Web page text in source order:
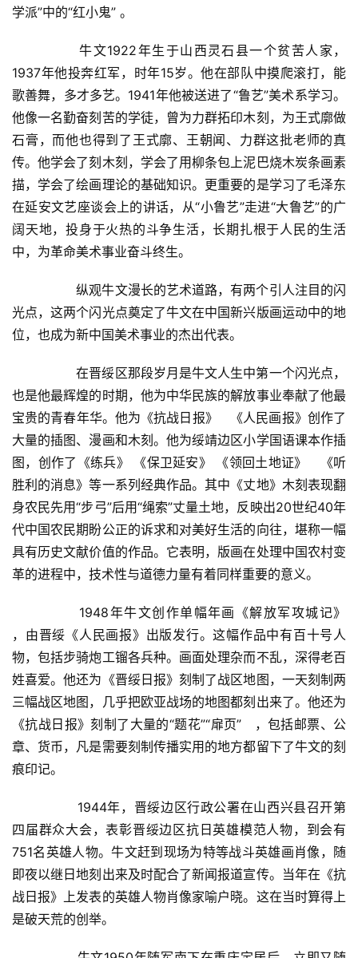
首
艺
坛
快
讯
书
法
学
研
究
学派”中的“红小鬼” 。
1937年他投奔红军，时年15岁。他在部队中摸爬滚打，能
歌善舞，多才多艺。1941年他被送进了“鲁艺”美术系学习。
他像一名勤奋刻苦的学徒，曾为力群拓印木刻，为王式廓做
石膏，而他也得到了王式廓、王朝闻、力群这批老师的真
传。他学会了刻木刻，学会了用柳条包上泥巴烧木炭条画素
描，学会了绘画理论的基础知识。更重要的是学习了毛泽东
在延安文艺座谈会上的讲话，从“小鲁艺”走进“大鲁艺”的广
阔天地，投身于火热的斗争生活，长期扎根于人民的生活
中，为革命美术事业奋斗终生。
光点，这两个闪光点奠定了牛文在中国新兴版画运动中的地
位，也成为新中国美术事业的杰出代表。
也是他最辉煌的时期，他为中华民族的解放事业奉献了他最
宝贵的青春年华。他为《抗战日报》   《人民画报》创作了
大量的插图、漫画和木刻。他为绥靖边区小学国语课本作插
图，创作了《练兵》 《保卫延安》 《领回土地证》   《听
胜利的消息》等一系列经典作品。其中《丈地》木刻表现翻
身农民先用“步弓”后用“绳索”丈量土地，反映出20世纪40年
代中国农民期盼公正的诉求和对美好生活的向往，堪称一幅
具有历史文献价值的作品。它表明，版画在处理中国农村变
革的进程中，技术性与道德力量有着同样重要的意义。
，由晋绥《人民画报》出版发行。这幅作品中有百十号人
物，包括步骑炮工镏各兵种。画面处理杂而不乱，深得老百
姓喜爱。他还为《晋绥日报》刻制了战区地图，一天刻制两
三幅战区地图，几乎把欧亚战场的地图都刻出来了。他还为
《抗战日报》刻制了大量的“题花”“扉页”   ，包括邮票、公
章、货币，凡是需要刻制传播实用的地方都留下了牛文的刻
痕印记。
四届群众大会，表彰晋绥边区抗日英雄模范人物，到会有
751名英雄人物。牛文赶到现场为特等战斗英雄画肖像，随
即夜以继日地刻出来及时配合了新闻报道宣传。当年在《抗
战日报》上发表的英雄人物肖像家喻户晓。这在当时算得上
是破天荒的创举。